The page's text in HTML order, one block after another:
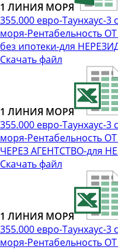
1 ЛИНИЯ МОРЯ
355.000 евро-Таунхаус-
моря-Рентабельность
без ипотеки-для
Скачать файл
1 ЛИНИЯ МОРЯ
355.000 евро-Таунхаус-
моря-Рентабельность
ЧЕРЕЗ АГЕНТСТВО-для
Скачать файл
1 ЛИНИЯ МОРЯ
355.000 евро-Таунхаус-
моря-Рентабельность